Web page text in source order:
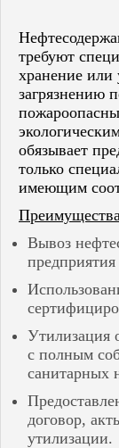
Саров
Семенов
Сердобск
Сибай
Слободской
Соликамск
Соль-Илецк
Спасск
Стерлитамак
Сызрань
Тольятти
Туймазы
Ундоры
Урюпинск
Хвалынск
Чайковский
Чапаевск
Чебоксары
Чернушка
Чистополь
Чкаловск
Чусовой
Энгельс
требуют
хранение или
загрязнению
обязывает
только
имеющим
Вывоз
Утилизация
с полным
санитарных
договор,
утилизации.